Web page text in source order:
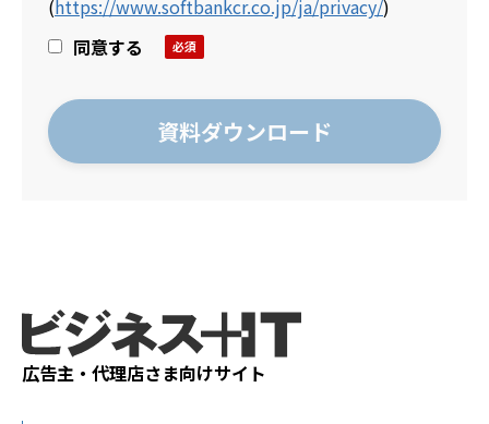
(https://www.softbankcr.co.jp/ja/privacy/)
同意する
広告主・代理店さま向けサイト